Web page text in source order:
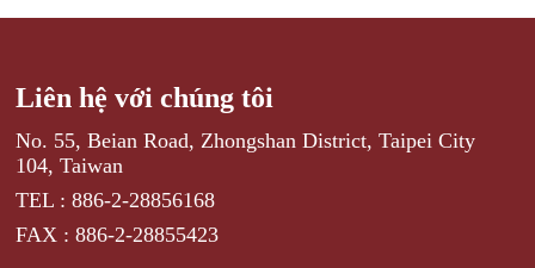
Liên hệ với chúng tôi
No. 55, Beian Road, Zhongshan District, Taipei City
104, Taiwan
TEL : 886-2-28856168
FAX : 886-2-28855423